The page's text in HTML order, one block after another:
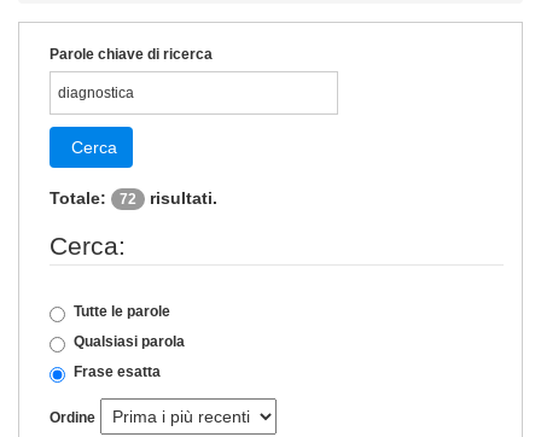
Parole chiave di ricerca
Cerca
Totale: 72 risultati.
Cerca:
Tutte le parole
Qualsiasi parola
Frase esatta
Ordine